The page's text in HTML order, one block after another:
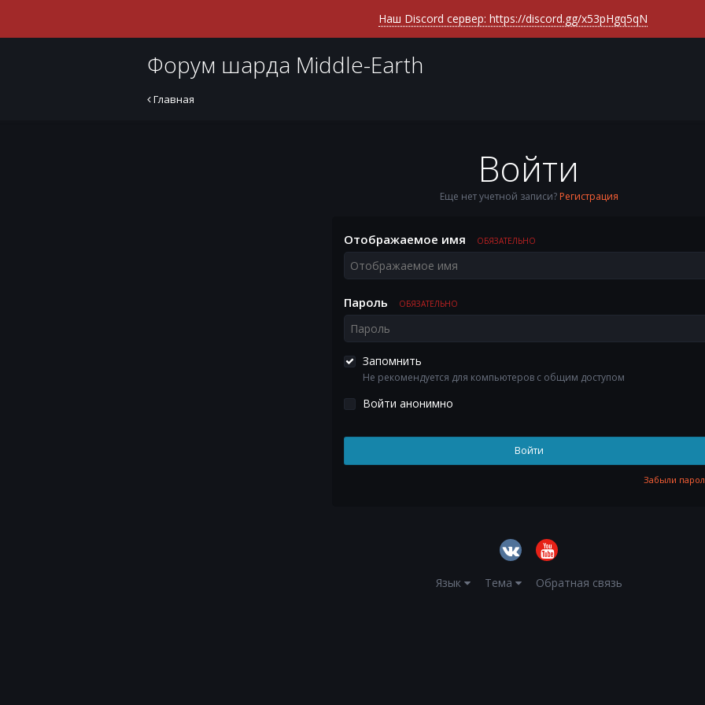
Наш Discord сервер: https://discord.gg/x53pHgq5qN
Форум шарда Middle-Earth
Главная
Войти
Еще нет учетной записи? Регистрация
Отображаемое имя ОБЯЗАТЕЛЬНО
Пароль ОБЯЗАТЕЛЬНО
Запомнить
Не рекомендуется для компьютеров с общим доступом
Войти анонимно
Войти
Забыли
Язык Тема Обратная связь